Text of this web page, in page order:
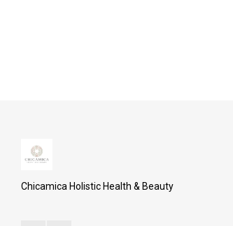
Chicamica Holistic Health & Beauty